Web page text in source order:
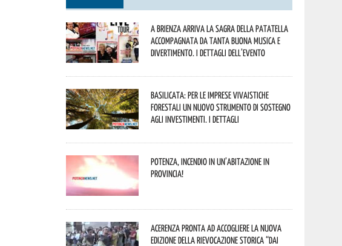
A Brienza arriva la Sagra della Patatella
accompagnata da tanta buona musica e
divertimento. I dettagli dell’evento
Basilicata: per le imprese vivaistiche
forestali un nuovo strumento di sostegno
agli investimenti. I dettagli
Potenza, incendio in un’abitazione in
provincia!
Acerenza pronta ad accogliere la nuova
edizione della rievocazione storica “Dai